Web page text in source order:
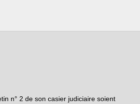
n° 2 de son casier judiciaire soient